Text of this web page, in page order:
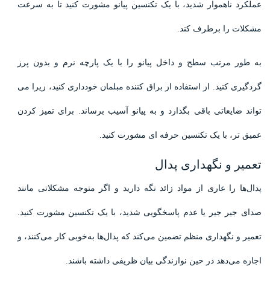
عملکرد ناهموار شدید، با یک تکنسین پیانو مشورت کنید تا به سرعت
مشکلات را برطرف کند.
به طور مرتب سطح و داخل پیانو را با یک پارچه نرم و بدون پرز
گردگیری کنید. از استفاده از براق کننده مبلمان خودداری کنید، زیرا می
تواند ضایعاتی باقی بگذارد و به پیانو آسیب برساند. برای تمیز کردن
عمیق تر، با یک تکنسین حرفه ای مشورت کنید.
تعمیر و نگهداری پدال
پدال‌ها را عاری از مواد زائد نگه دارید و اگر متوجه مشکلاتی مانند
صدای جیر جیر یا عدم پاسخگویی شدید، با یک تکنسین مشورت کنید.
تعمیر و نگهداری منظم تضمین می‌کند که پدال‌ها به‌خوبی کار می‌کنند، و
اجازه می‌دهد در حین نوازندگی بیان ظریفی داشته باشند.